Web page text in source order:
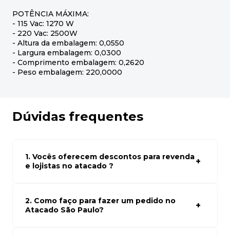
POTÊNCIA MÁXIMA:
- 115 Vac: 1270 W
- 220 Vac: 2500W
- Altura da embalagem: 0,0550
- Largura embalagem: 0,0300
- Comprimento embalagem: 0,2620
- Peso embalagem: 220,0000
Dúvidas frequentes
1. Vocês oferecem descontos para revenda
e lojistas no atacado ?
atacado empresas e compre com os melhores preços
para seu modelo de negócio
2. Como faço para fazer um pedido no
Atacado São Paulo?